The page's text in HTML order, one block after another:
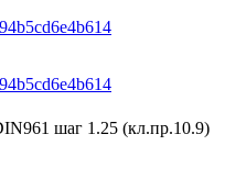
шаг 1.25 (кл.пр.10.9)